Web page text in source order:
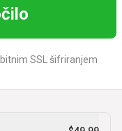
SSL šifriranjem